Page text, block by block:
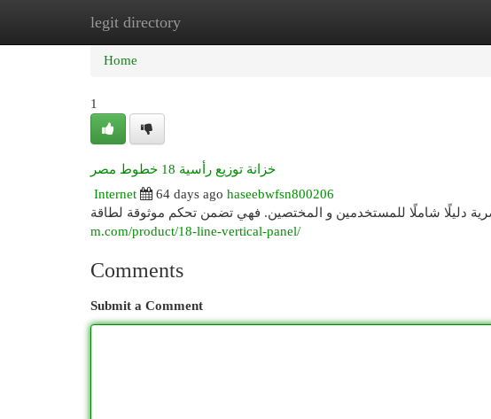
legit directory
Home New Site Listings
Home
1
خزانة توزيع رأسية 18 خطوط مصر
Internet
64 days ago haseebwfsn800206
m.com/product/18-line-vertical-panel/
Comments
Submit a Comment